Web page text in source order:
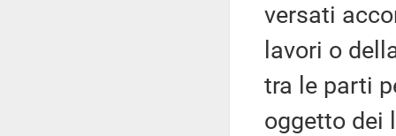
versati
lavori o
tra le parti
oggetto dei